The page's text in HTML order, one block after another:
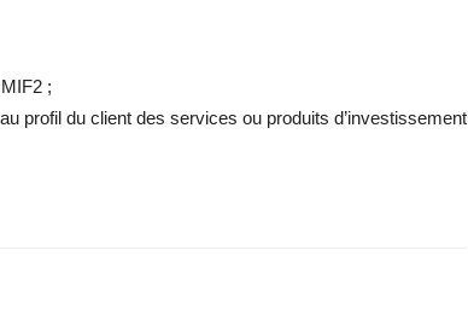
;
profil du client des services ou produits d’investissement